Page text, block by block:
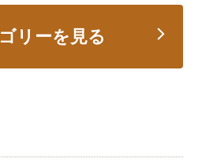
リーを見る